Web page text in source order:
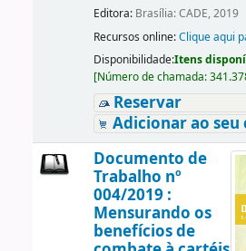
Editora: Brasília: CADE, 2019
Recursos online:Clique aqui
Disponibilidade:Itens
[Número de chamada:
Reservar
Adicionar ao
Documento de
Trabalho nº
004/2019 :
Mensurando os
benefícios de